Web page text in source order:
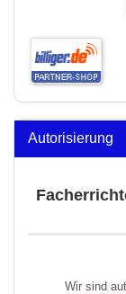
Autorisierung
Wir sind